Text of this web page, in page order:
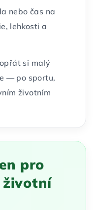
nebo čas na
lehkosti a
si malý
— po sportu,
životním
pro